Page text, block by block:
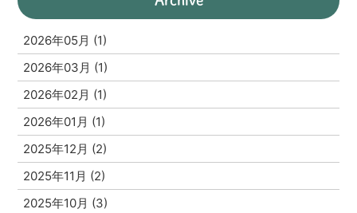
2026年05月 (1)
2026年03月 (1)
2026年02月 (1)
2026年01月 (1)
2025年12月 (2)
2025年11月 (2)
2025年10月 (3)